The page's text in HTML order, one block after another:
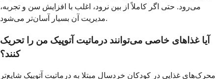
می‌رود. حتی اگر کاملاً از بین نرود، اغلب با افزایش سن و تجربه،
مدیریت آن بسیار آسان‌تر می‌شود.
آیا غذاهای خاصی می‌توانند درماتیت آتوپیک من را تحریک
کنند؟
محرک‌های غذایی در کودکان خردسال مبتلا به درماتیت آتوپیک شایع‌تر